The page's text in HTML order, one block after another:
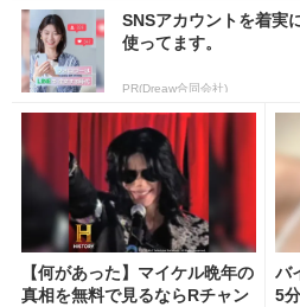
SNSアカウントを着実
使ってます。
PR(Dreaw合同会社)
【何があった】マイケル晩年の
真相を無料で見るならRチャン
バ
5